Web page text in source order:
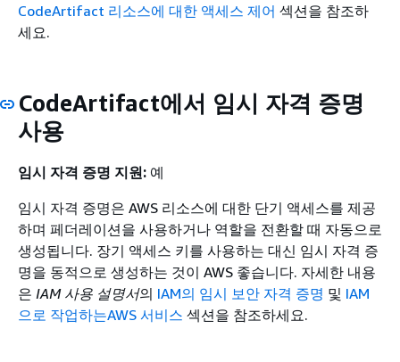
CodeArtifact 리소스에 대한 액세스 제어 섹션을 참조하
세요.
CodeArtifact에서 임시 자격 증명
사용
임시 자격 증명 지원: 예
임시 자격 증명은 AWS 리소스에 대한 단기 액세스를 제공
하며 페더레이션을 사용하거나 역할을 전환할 때 자동으로
생성됩니다. 장기 액세스 키를 사용하는 대신 임시 자격 증
명을 동적으로 생성하는 것이 AWS 좋습니다. 자세한 내용
은 IAM 사용 설명서의 IAM의 임시 보안 자격 증명 및 IAM
으로 작업하는AWS 서비스 섹션을 참조하세요.